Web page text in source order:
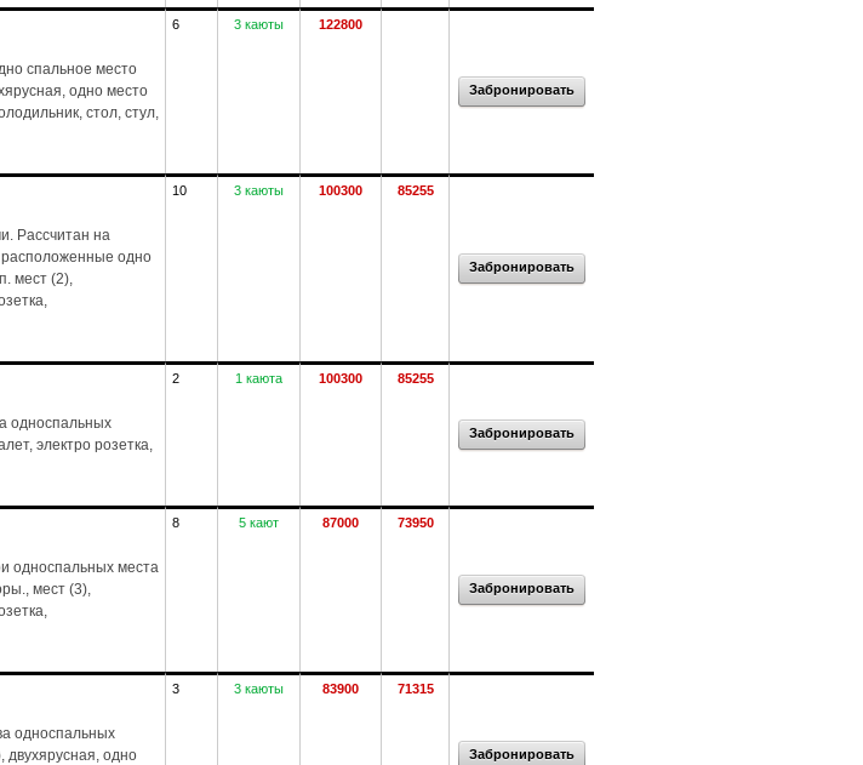
спальное место
одно место
стол, стул,
6 3 каюты 122800
Забронировать
Рассчитан на
одно
мест (2),
10 3 каюты 100300 85255
Забронировать
односпальных
электро розетка,
2 1 каюта 100300 85255
Забронировать
односпальных места
мест (3),
8 5 кают 87000 73950
Забронировать
односпальных
одно
3 3 каюты 83900 71315
Забронировать